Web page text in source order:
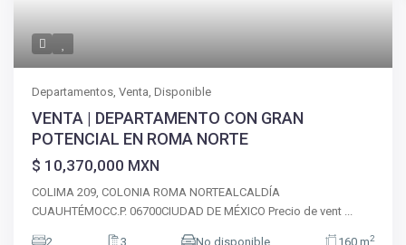
Departamentos,Venta,Disponible
VENTA | DEPARTAMENTO CON GRAN
POTENCIAL EN ROMA NORTE
$ 10,370,000 MXN
COLIMA 209, COLONIA ROMA NORTEALCALDÍA
CUAUHTÉMOCC.P. 06700CIUDAD DE MÉXICO Precio de vent ...
2 3 No disponible 160 m2